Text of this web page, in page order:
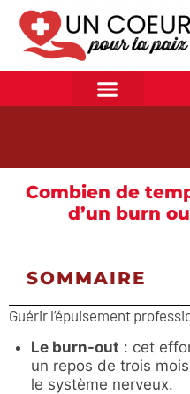
Combien de
d’un burn
SOMMAIRE
Guérir l’épuisement
Le burn-out : cet
un repos de trois
le système nerveux.